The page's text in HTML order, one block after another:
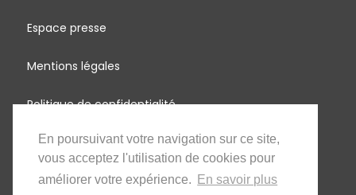
En poursuivant votre navigation sur ce site,
vous acceptez l'utilisation de cookies pour
améliorer votre expérience.
En savoir plus
Espace presse
Mentions légales
Politique de confidentialité
MadagascArbres
Partage d'énergie renouvelable